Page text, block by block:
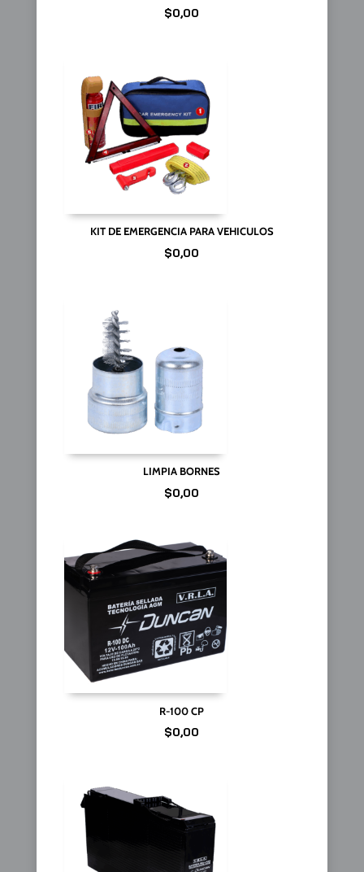
$0,00
KIT DE EMERGENCIA PARA VEHICULOS
$0,00
LIMPIA BORNES
$0,00
R-100 CP
$0,00